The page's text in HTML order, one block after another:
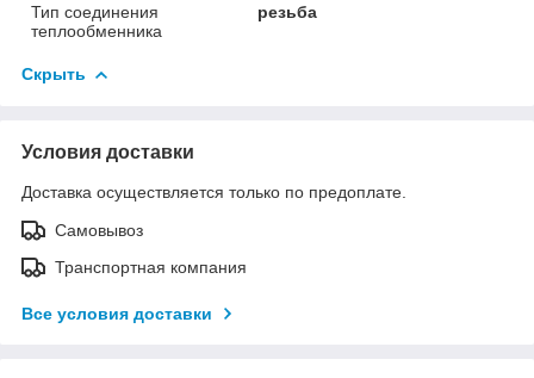
Тип соединения
теплообменника
резьба
Скрыть
Условия доставки
Доставка осуществляется только по предоплате.
Самовывоз
Транспортная компания
Все условия доставки